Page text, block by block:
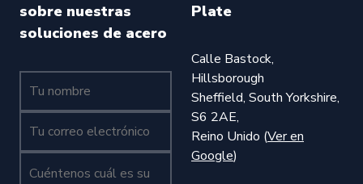
sobre nuestras
soluciones de acero
Tu nombre (obligatorio)
Cuéntenos cuál es su consulta (obligatorio)
Plate
Calle Bastock,
Hillsborough
Sheffield, South Yorkshire,
S6 2AE,
Reino Unido (Ver en
Google)